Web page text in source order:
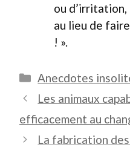
ou d’irritation,
au lieu de
! ».
Catégories
Anecdotes
Les animaux
efficacement au
La fabrication